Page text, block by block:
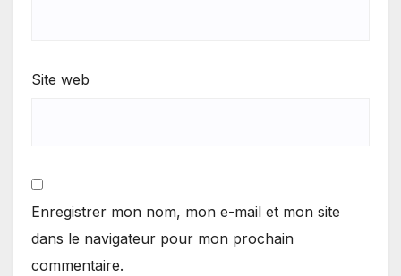
Site web
Enregistrer mon nom, mon e-mail et mon site
dans le navigateur pour mon prochain
commentaire.